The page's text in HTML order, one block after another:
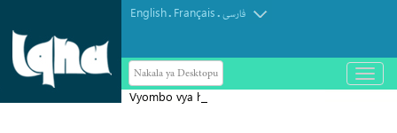
English. Français.فارسی
Nakala ya Desktopu
باز
و
Vyombo vya habari vya Israel vyatoa